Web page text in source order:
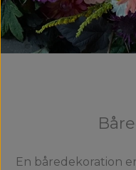
En båredekoration